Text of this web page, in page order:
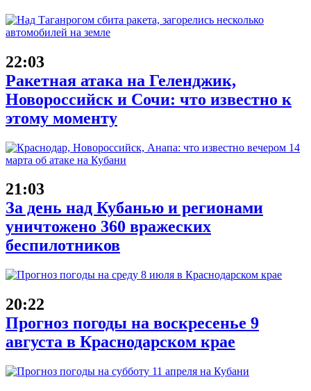
22:03
Ракетная атака на Геленджик,
Новороссийск и Сочи: что известно к
этому моменту
21:03
За день над Кубанью и регионами
уничтожено 360 вражеских
беспилотников
20:22
Прогноз погоды на воскресенье 9
августа в Краснодарском крае